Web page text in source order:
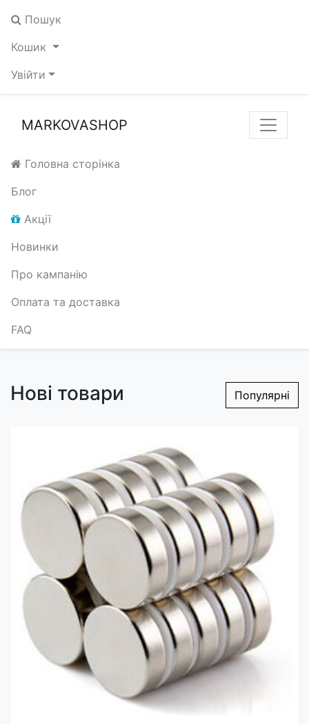
Пошук
Кошик
Увійти
MARKOVASHOP
Головна сторінка
Блог
Акції
Новинки
Про кампанію
Оплата та доставка
FAQ
Нові товари Популярні